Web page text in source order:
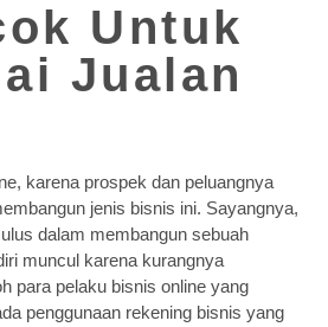
Untuk
Jualan
karena prospek dan peluangnya
jenis bisnis ini. Sayangnya,
dalam membangun sebuah
muncul karena kurangnya
para pelaku bisnis online yang
penggunaan rekening bisnis yang